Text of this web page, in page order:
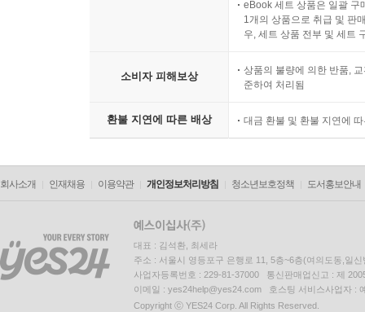
eBook 세트 상품은 일괄 구
1개의 상품으로 취급 및 판
우, 세트 상품 전부 및 세트
소비자 피해보상
상품의 불량에 의한 반품,
준하여 처리됨
환불 지연에 따른 배상 대금 환불 및 환불 지연에
회사소개 인재채용 이용약관 개인정보처리방침 청소년보호정책 도서홍보안내
대표 : 김석환, 최세라
주소 : 서울시 영등포구 은행로 11, 5층~6층(여의도동,일신
사업자등록번호 : 229-81-37000 통신판매업신고 : 제
이메일 : yes24help@yes24.com 호스팅 서비스사업자 :
Copyright ⓒ YES24 Corp. All Rights Reserved.